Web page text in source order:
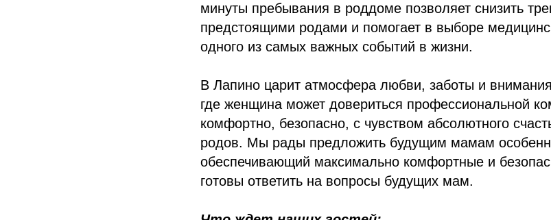
минуты пребывания в роддоме позволяет снизить
предстоящими родами и помогает в выборе
одного из самых важных событий в жизни.
В Лапино царит атмосфера любви, заботы и
где женщина может довериться профессиональной
комфортно, безопасно, с чувством абсолютного
родов. Мы рады предложить будущим мамам
обеспечивающий максимально комфортные и
готовы ответить на вопросы будущих мам.